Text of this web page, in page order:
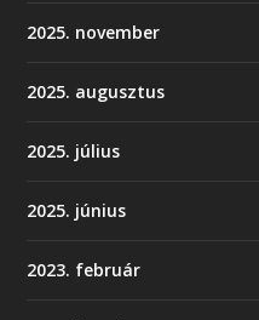
2025. november
2025. augusztus
2025. július
2025. június
2023. február